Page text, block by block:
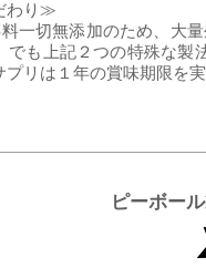
わり≫
一切無添加のため、大
でも上記２つの特殊な製
リは１年の賞味期限を実
ピーボー